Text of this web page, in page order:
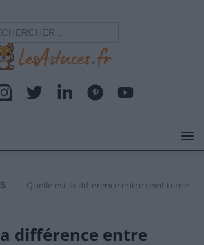
Quelle est la différence entre teint terne
différence entre